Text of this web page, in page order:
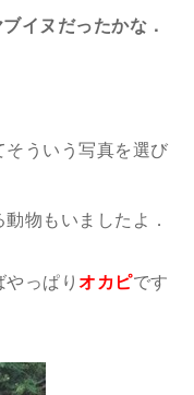
イヌだったかな．
ういう写真を選び
物もいましたよ．
っぱり オカピです